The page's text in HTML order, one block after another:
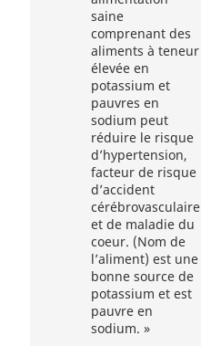
saine
comprenant des
aliments à teneur
élevée en
potassium et
pauvres en
sodium peut
réduire le risque
d’hypertension,
facteur de risque
d’accident
cérébrovasculaire
et de maladie du
coeur. (Nom de
l’aliment) est une
bonne source de
potassium et est
pauvre en
sodium. »